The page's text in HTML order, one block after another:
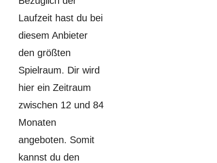
Laufzeit hast du bei
diesem Anbieter
den größten
Spielraum. Dir wird
hier ein Zeitraum
zwischen 12 und 84
Monaten
angeboten. Somit
kannst du den